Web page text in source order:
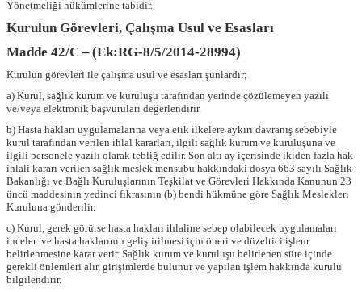
Yönetmeliği hükümlerine tabidir.
Kurulun Görevleri, Çalışma Usul ve Esasları
Madde 42/C –(Ek:RG-8/5/2014-28994)
Kurulun görevleri ile çalışma usul ve esasları şunlardır;
a) Kurul, sağlık kurum ve kuruluşu tarafından yerinde çözülemeyen yazılı
ve/veya elektronik başvuruları değerlendirir.
b) Hasta hakları uygulamalarına veya etik ilkelere aykırı davranış sebebiyle
kurul tarafından verilen ihlal kararları, ilgili sağlık kurum ve kuruluşuna ve
ilgili personele yazılı olarak tebliğ edilir. Son altı ay içerisinde ikiden fazla hak
ihlali kararı verilen sağlık meslek mensubu hakkındaki dosya 663 sayılı Sağlık
Bakanlığı ve Bağlı Kuruluşlarının Teşkilat ve Görevleri Hakkında Kanunun 23
üncü maddesinin yedinci fıkrasının (b) bendi hükmüne göre Sağlık Meslekleri
Kuruluna gönderilir.
c) Kurul, gerek görürse hasta hakları ihlaline sebep olabilecek uygulamaları
inceler ve hasta haklarının geliştirilmesi için öneri ve düzeltici işlem
belirlenmesine karar verir. Sağlık kurum ve kuruluşu belirlenen süre içinde
gerekli önlemleri alır, girişimlerde bulunur ve yapılan işlem hakkında kurulu
bilgilendirir.